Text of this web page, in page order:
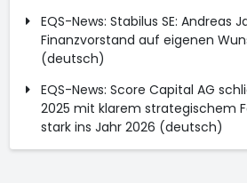
EQS-News: Stabilus SE: Andreas
Finanzvorstand auf eigenen
(deutsch)
EQS-News: Score Capital AG
2025 mit klarem strategischem
stark ins Jahr 2026 (deutsch)